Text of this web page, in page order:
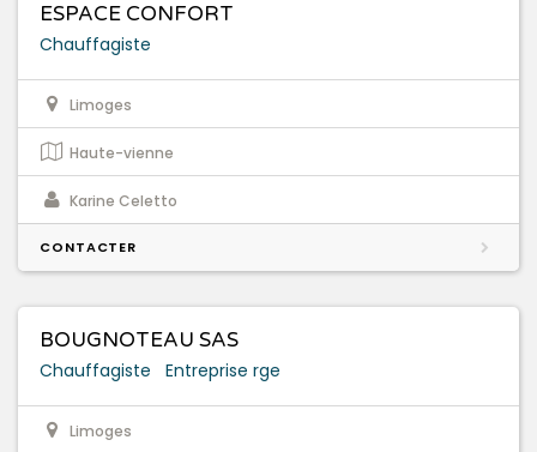
ESPACE CONFORT
Chauffagiste
Limoges
Haute-vienne
Karine Celetto
CONTACTER
BOUGNOTEAU SAS
Chauffagiste Entreprise rge
Limoges